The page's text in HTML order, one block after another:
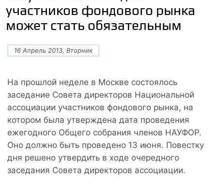
участников фондового рынка
может стать обязательным
16 Апрель 2013, Вторник
На прошлой неделе в Москве состоялось
заседание Совета директоров Национальной
ассоциации участников фондового рынка, на
котором была утверждена дата проведения
ежегодного Общего собрания членов НАУФОР.
Оно должно быть проведено 13 июня. Повестку
дня решено утвердить в ходе очередного
заседания Совета директоров ассоциации.